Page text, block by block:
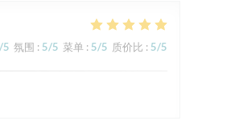
/5 氛围 : 5/5 菜单 : 5/5 质价比 : 5/5